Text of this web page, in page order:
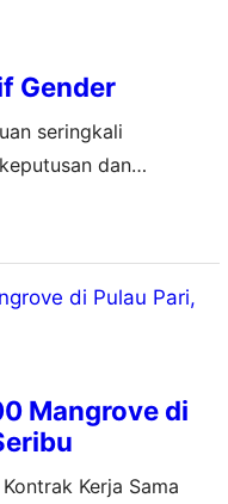
Gender
seringkali
dan
Mangrove di
Kerja Sama